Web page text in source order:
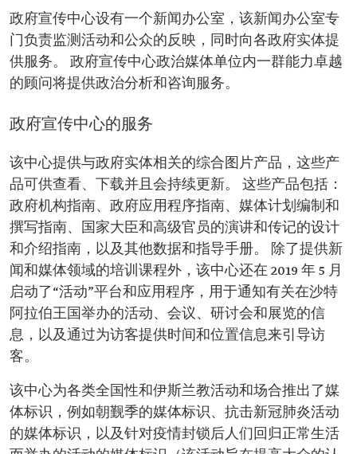
政府宣传中心设有一个新闻办公室，该新闻办公室专
门负责监测活动和公众的反映，同时向各政府实体提
供服务。 政府宣传中心政治媒体单位内一群能力卓越
的顾问将提供政治分析和咨询服务。
政府宣传中心的服务
该中心提供与政府实体相关的综合图片产品，这些产
品可供查看、下载并且会持续更新。 这些产品包括：
政府机构指南、政府应用程序指南、媒体计划编制和
撰写指南、国家大臣和高级官员的演讲和传记的设计
和介绍指南，以及其他数据和指导手册。 除了提供新
闻和媒体领域的培训课程外，该中心还在 2019 年 5 月
启动了“活动”平台和应用程序，用于通知有关在沙特
阿拉伯王国举办的活动、会议、研讨会和展览的信
息，以及通过为访客提供时间和位置信息来引导访
客。
该中心为各类全国性和伊斯兰教活动和场合推出了媒
体标识，例如朝觐季的媒体标识、抗击新冠肺炎活动
的媒体标识，以及针对疫情封锁后人们回归正常生活